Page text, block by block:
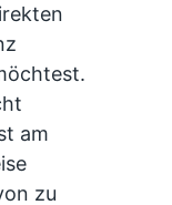
am
zu